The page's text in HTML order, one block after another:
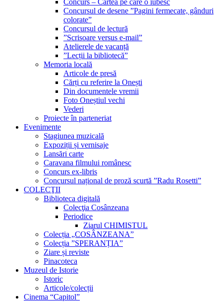
Concurs – Cartea pe care o iubesc
Concursul de desene ”Pagini fermecate, gânduri
colorate”
Concursul de lectură
”Scrisoare versus e-mail”
Atelierele de vacanță
”Lecții la bibliotecă”
Memoria locală
Articole de presă
Cărți cu referire la Onești
Din documentele vremii
Foto Oneștiul vechi
Vederi
Proiecte în parteneriat
Evenimente
Stagiunea muzicală
Expoziții și vernisaje
Lansări carte
Caravana filmului românesc
Concurs ex-libris
Concursul național de proză scurtă ”Radu Rosetti”
COLECŢII
Biblioteca digitală
Colecţia Cosânzeana
Periodice
Ziarul CHIMISTUL
Colecția „COSÂNZEANA”
Colecția ”SPERANȚIA”
Ziare și reviste
Pinacoteca
Muzeul de Istorie
Istoric
Articole/colecții
Cinema “Capitol”